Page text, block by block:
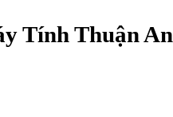
Tính Thuận An